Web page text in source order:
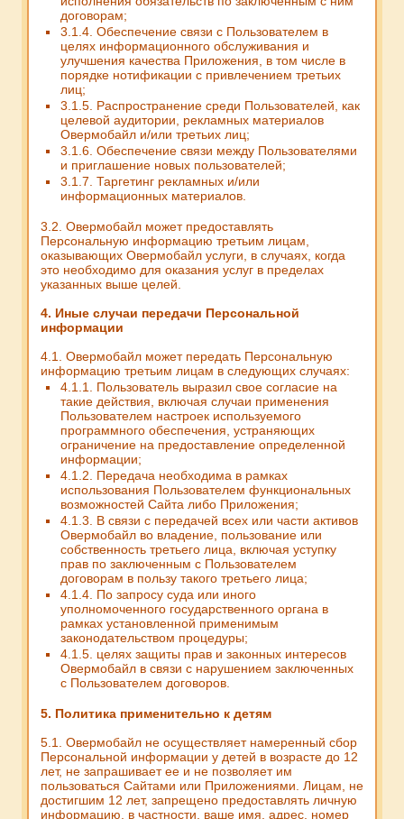
договорам;
3.1.4. Обеспечение связи с Пользователем в
целях информационного обслуживания и
улучшения качества Приложения, в том числе в
порядке нотификации с привлечением третьих
лиц;
3.1.5. Распространение среди Пользователей, как
целевой аудитории, рекламных материалов
Овермобайл и/или третьих лиц;
3.1.6. Обеспечение связи между Пользователями
и приглашение новых пользователей;
3.1.7. Таргетинг рекламных и/или
информационных материалов.
3.2. Овермобайл может предоставлять
Персональную информацию третьим лицам,
оказывающих Овермобайл услуги, в случаях, когда
это необходимо для оказания услуг в пределах
указанных выше целей.
4. Иные случаи передачи Персональной
информации
4.1. Овермобайл может передать Персональную
информацию третьим лицам в следующих случаях:
4.1.1. Пользователь выразил свое согласие на
такие действия, включая случаи применения
Пользователем настроек используемого
программного обеспечения, устраняющих
ограничение на предоставление определенной
информации;
4.1.2. Передача необходима в рамках
использования Пользователем функциональных
возможностей Сайта либо Приложения;
4.1.3. В связи с передачей всех или части активов
Овермобайл во владение, пользование или
собственность третьего лица, включая уступку
прав по заключенным с Пользователем
договорам в пользу такого третьего лица;
4.1.4. По запросу суда или иного
уполномоченного государственного органа в
рамках установленной применимым
законодательством процедуры;
4.1.5. целях защиты прав и законных интересов
Овермобайл в связи с нарушением заключенных
с Пользователем договоров.
5. Политика применительно к детям
5.1. Овермобайл не осуществляет намеренный сбор
Персональной информации у детей в возрасте до 12
лет, не запрашивает ее и не позволяет им
пользоваться Сайтами или Приложениями. Лицам, не
достигшим 12 лет, запрещено предоставлять личную
информацию, в частности, ваше имя, адрес, номер